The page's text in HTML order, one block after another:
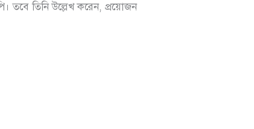
তবে তিনি উল্লেখ করেন, প্রয়োজন